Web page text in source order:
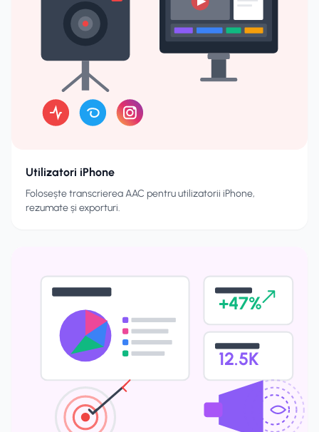
Utilizatori iPhone
Folosește transcrierea AAC pentru utilizatorii iPhone,
rezumate și exporturi.
+47%
12.5K